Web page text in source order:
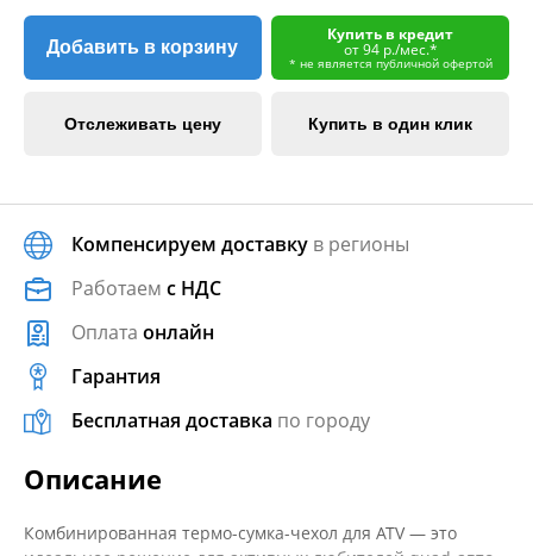
Добавить в корзину
Купить в кредит
от 94 р./мес.*
* не является публичной офертой
Отслеживать цену Купить в один клик
Компенсируем доставку в регионы
Работаем с НДС
Оплата онлайн
Гарантия
Бесплатная доставка по городу
Описание
Комбинированная термо-сумка-чехол для ATV — это